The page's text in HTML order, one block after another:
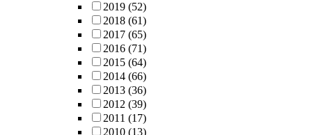
2019 (52)
2018 (61)
2017 (65)
2016 (71)
2015 (64)
2014 (66)
2013 (36)
2012 (39)
2011 (17)
2010 (13)